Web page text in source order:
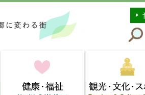
このページの本文へ移動